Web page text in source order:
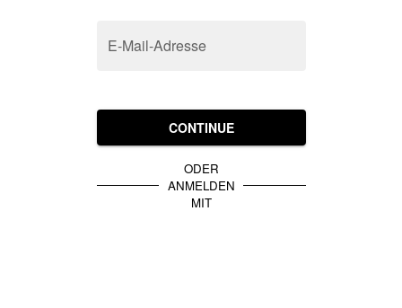
E-Mail-Adresse
CONTINUE
ODER
ANMELDEN
MIT